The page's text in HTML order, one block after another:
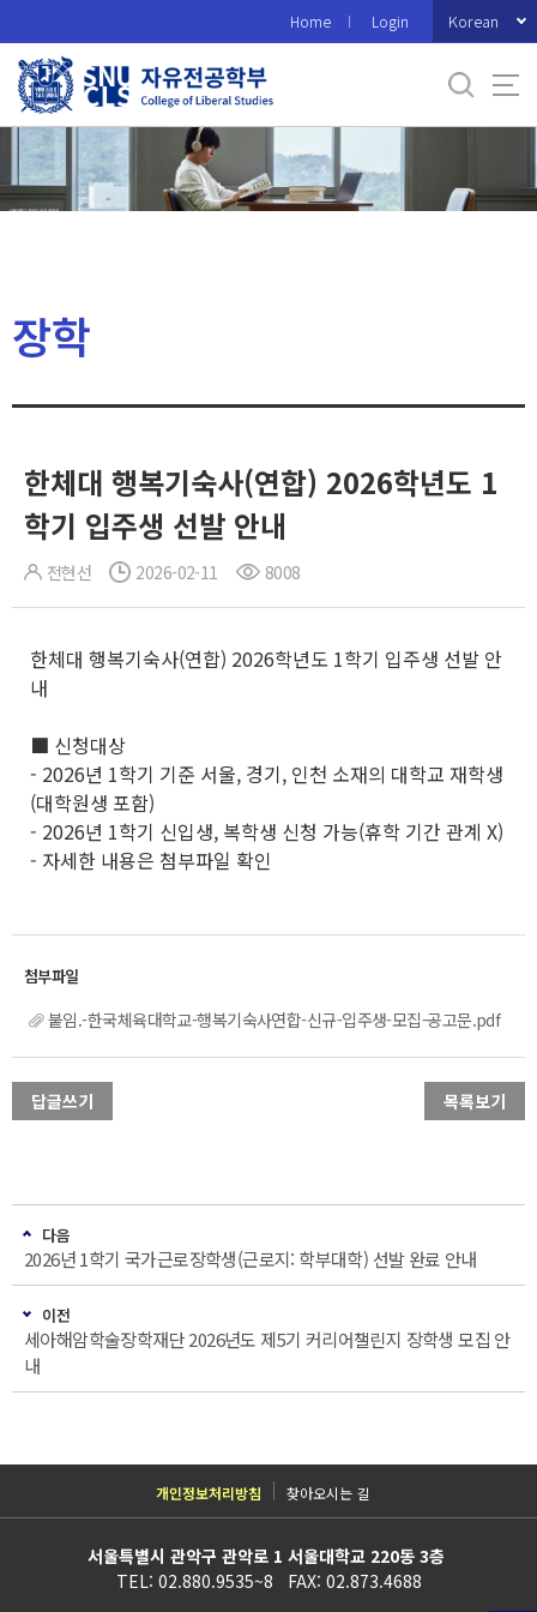
로
메
Home Login Korean
장학
한체대 행복기숙사(연합) 2026학년도 1
학기 입주생 선발 안내
전현선 2026-02-11 8008
한체대 행복기숙사(연합) 2026학년도 1학기 입주생 선발 안
내
■ 신청대상
- 2026년 1학기 기준 서울, 경기, 인천 소재의 대학교 재학생
(대학원생 포함)
- 2026년 1학기 신입생, 복학생 신청 가능(휴학 기간 관계 X)
- 자세한 내용은 첨부파일 확인
붙임.-한국체육대학교-행복기숙사연합-신규-입주생-모집-공고문.pdf
답글쓰기 목록보기
다음
2026년 1학기 국가근로장학생(근로지: 학부대학) 선발 완료 안내
이전
세아해암학술장학재단 2026년도 제5기 커리어챌린지 장학생 모집 안
내
개인정보처리방침 찾아오시는 길
서울특별시 관악구 관악로 1 서울대학교 220동 3층
TEL: 02.880.9535~8 FAX: 02.873.4688